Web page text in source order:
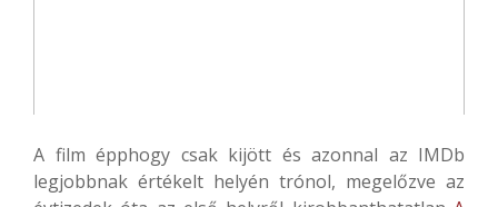
A film épphogy csak kijött és azonnal az IMDb
legjobbnak értékelt helyén trónol, megelőzve az